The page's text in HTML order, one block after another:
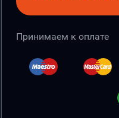
Принимаем к оплате